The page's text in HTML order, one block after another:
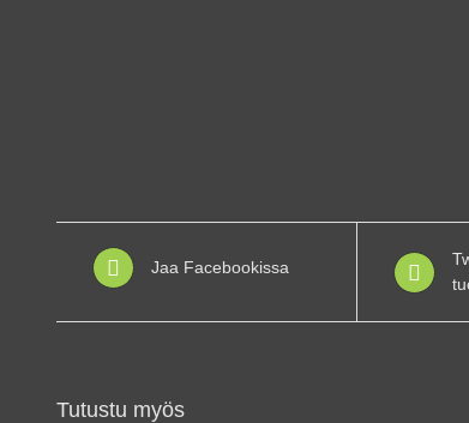
Jaa Facebookissa
Tutustu myös